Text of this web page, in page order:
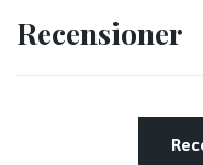
Recensioner